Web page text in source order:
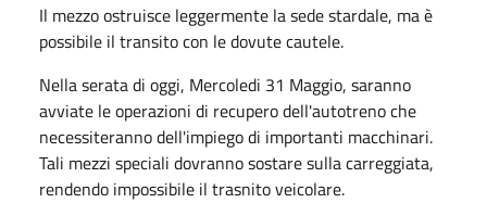
Il mezzo ostruisce leggermente la sede stardale, ma è
possibile il transito con le dovute cautele.
Nella serata di oggi, Mercoledi 31 Maggio, saranno
avviate le operazioni di recupero dell'autotreno che
necessiteranno dell'impiego di importanti macchinari.
Tali mezzi speciali dovranno sostare sulla carreggiata,
rendendo impossibile il trasnito veicolare.